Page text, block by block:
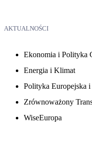
AKTUALNOŚCI
Ekonomia i Polityka
Energia i Klimat
Polityka Europejska
Zrównoważony
WiseEuropa